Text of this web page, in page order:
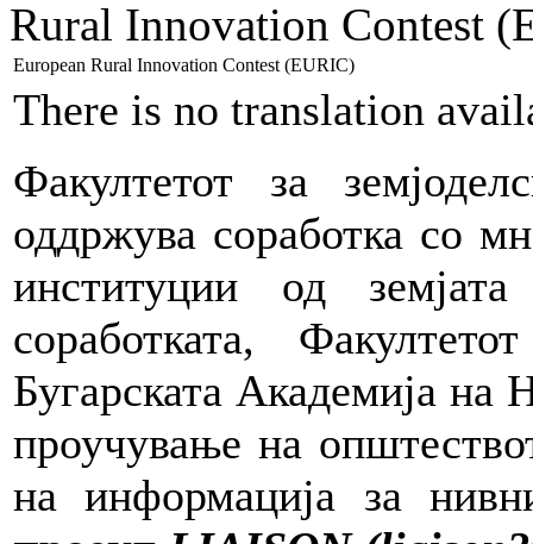
Rural Innovation Contest
European Rural Innovation Contest (EURIC)
There is no translation
Факултетот за
оддржува соработка со
институции од
соработката,
Бугарската Академија
проучување на
на информација за